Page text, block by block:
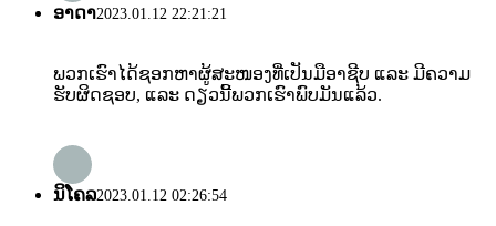
ອາດາ2023.01.12 22:21:21
ພວກເຮົາໄດ້ຊອກຫາຜູ້ສະໜອງທີ່ເປັນມືອາຊີບ ແລະ ມີຄວາມ
ຮັບຜິດຊອບ, ແລະ ດຽວນີ້ພວກເຮົາພົບມັນແລ້ວ.
ນິໂຄລ2023.01.12 02:26:54